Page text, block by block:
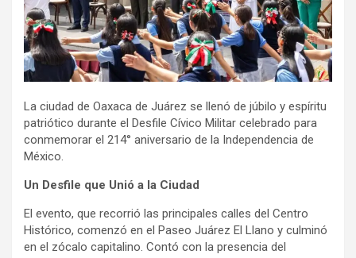
La ciudad de Oaxaca de Juárez se llenó de júbilo y espíritu
patriótico durante el Desfile Cívico Militar celebrado para
conmemorar el 214° aniversario de la Independencia de
México.
Un Desfile que Unió a la Ciudad
El evento, que recorrió las principales calles del Centro
Histórico, comenzó en el Paseo Juárez El Llano y culminó
en el zócalo capitalino. Contó con la presencia del